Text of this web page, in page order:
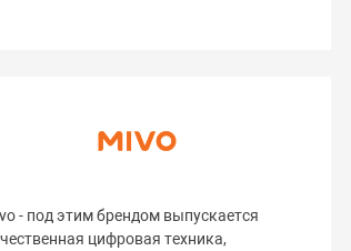
- под этим брендом выпускается
цифровая техника,